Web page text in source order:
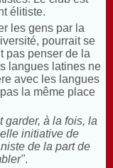
élitiste.
les gens par la
pourrait se
pas penser de la
langues latines ne
avec les langues
la même place
garder, à la fois, la
initiative de
de la part de
.